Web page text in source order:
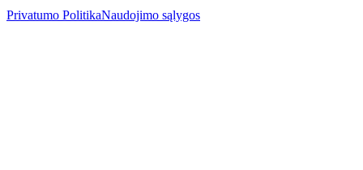
Privatumo PolitikaNaudojimo sąlygos